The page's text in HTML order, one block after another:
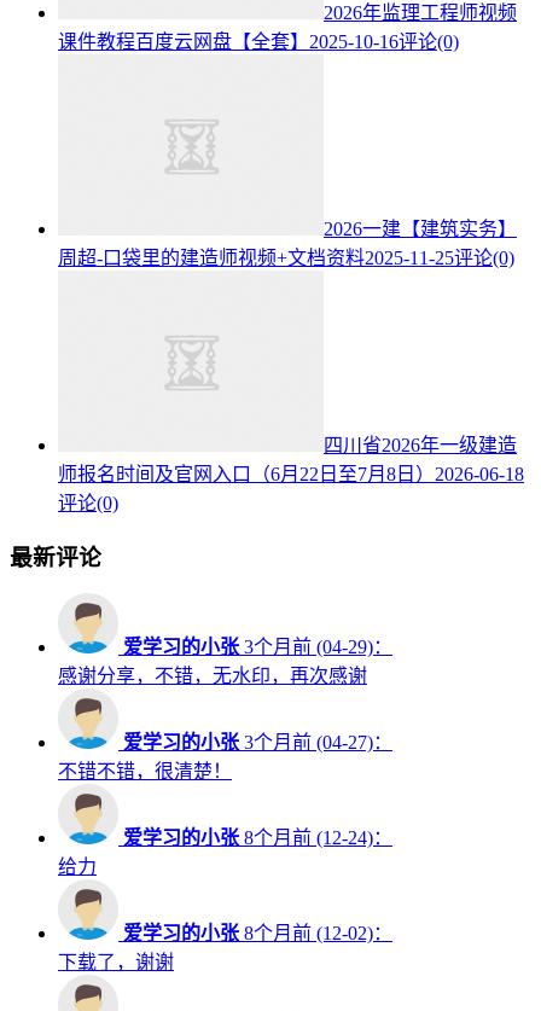
2026年监理工程师视频
课件教程百度云网盘【全套】 2025-10-16评论(0)
2026一建【建筑实务】
周超-口袋里的建造师视频+文档资料2025-11-25评论(0)
四川省2026年一级建造
师报名时间及官网入口（6月22日至7月8日） 2026-06-18
评论(0)
最新评论
爱学习的小张 3个月前 (04-29)：
感谢分享，不错，无水印，再次感谢
爱学习的小张 3个月前 (04-27)：
不错不错，很清楚！
爱学习的小张 8个月前 (12-24)：
给力
爱学习的小张 8个月前 (12-02)：
下载了，谢谢